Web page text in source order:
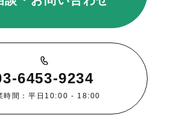
6453-9234
時間：平日10:00 - 18:00